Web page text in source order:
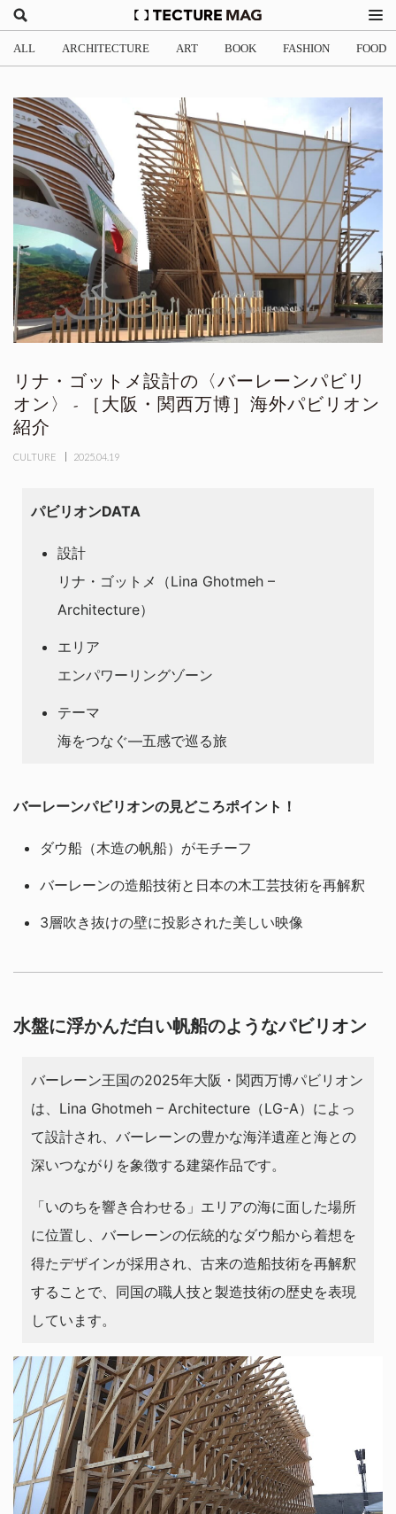
ALL ARCHITECTURE ART BOOK FASHION FOOD
リナ・ゴットメ設計の〈バーレーンパビリ
オン〉 - ［大阪・関西万博］海外パビリオン
紹介
CULTURE 2025.04.19
パビリオンDATA
設計
リナ・ゴットメ（Lina Ghotmeh –
Architecture）
エリア
エンパワーリングゾーン
テーマ
海をつなぐ―五感で巡る旅
バーレーンパビリオンの見どころポイント！
ダウ船（木造の帆船）がモチーフ
バーレーンの造船技術と日本の木工芸技術を再解釈
3層吹き抜けの壁に投影された美しい映像
水盤に浮かんだ白い帆船のようなパビリオン
バーレーン王国の2025年大阪・関西万博パビリオン
は、Lina Ghotmeh – Architecture（LG-A）によっ
て設計され、バーレーンの豊かな海洋遺産と海との
深いつながりを象徴する建築作品です。
「いのちを響き合わせる」エリアの海に面した場所
に位置し、バーレーンの伝統的なダウ船から着想を
得たデザインが採用され、古来の造船技術を再解釈
することで、同国の職人技と製造技術の歴史を表現
しています。